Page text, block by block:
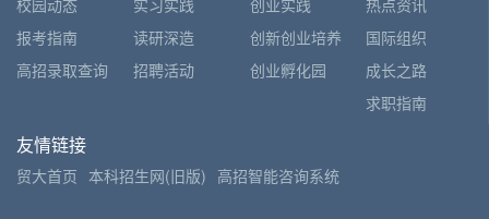
校园动态
报考指南
高招录取查询
实习实践
读研深造
招聘活动
创业实践
创新创业培养
创业孵化园
热点资讯
国际组织
成长之路
求职指南
友情链接
贸大首页 本科招生网(旧版) 高招智能咨询系统